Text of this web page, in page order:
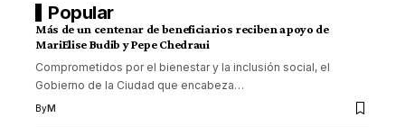
Popular
Más de un centenar de beneficiarios reciben apoyo de
MariElise Budib y Pepe Chedraui
Comprometidos por el bienestar y la inclusión social, el
Gobierno de la Ciudad que encabeza…
ByM